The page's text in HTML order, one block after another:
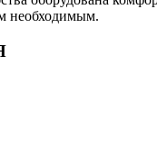
необходимым.